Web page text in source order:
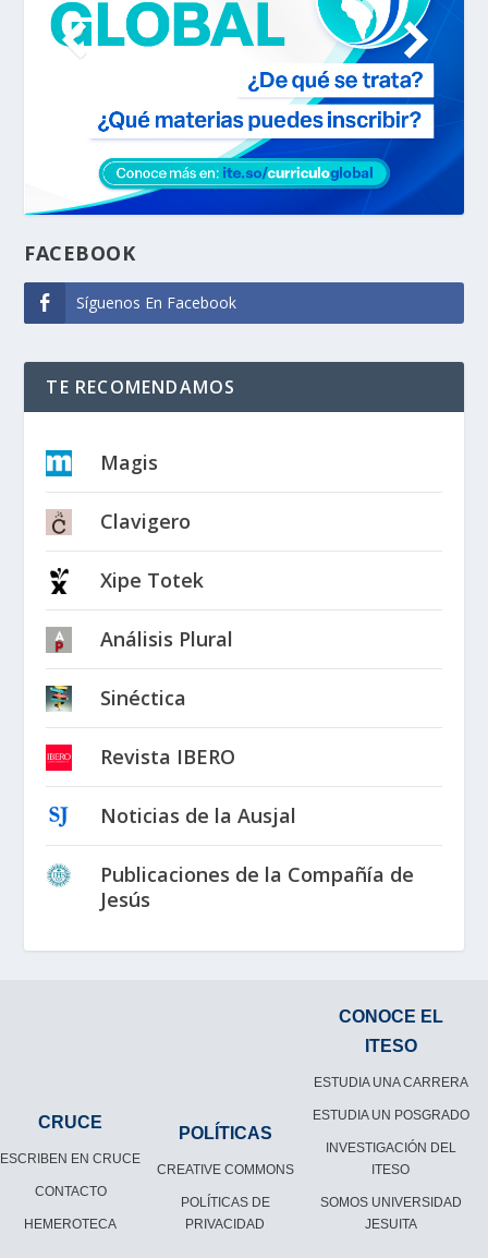
FACEBOOK
Síguenos En Facebook
TE RECOMENDAMOS
Magis
Clavigero
Xipe Totek
Análisis Plural
Sinéctica
Revista IBERO
Noticias de la Ausjal
Publicaciones de la Compañía de
Jesús
CRUCE
ESCRIBEN EN CRUCE
CONTACTO
HEMEROTECA
POLÍTICAS
CREATIVE COMMONS
POLÍTICAS DE
PRIVACIDAD
CONOCE EL
ITESO
ESTUDIA UNA CARRERA
ESTUDIA UN POSGRADO
INVESTIGACIÓN DEL
ITESO
SOMOS UNIVERSIDAD
JESUITA